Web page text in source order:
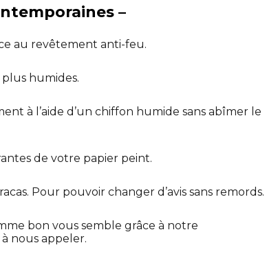
–
au revêtement anti-feu.
humides.
à l’aide d’un chiffon humide sans abîmer le
de votre papier peint.
Pour pouvoir changer d’avis sans remords.
bon vous semble grâce à notre
nous appeler.